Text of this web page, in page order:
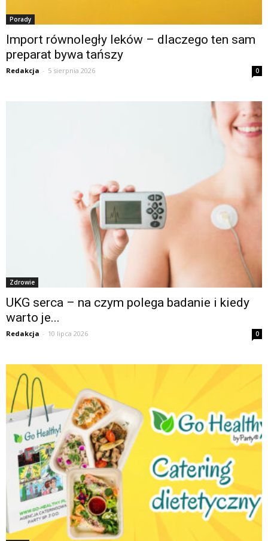
Porady
Import równoległy leków – dlaczego ten sam
preparat bywa tańszy
Redakcja - 5 sierpnia 2026 0
Zdrowie
UKG serca – na czym polega badanie i kiedy
warto je...
Redakcja - 10 lipca 2026 0